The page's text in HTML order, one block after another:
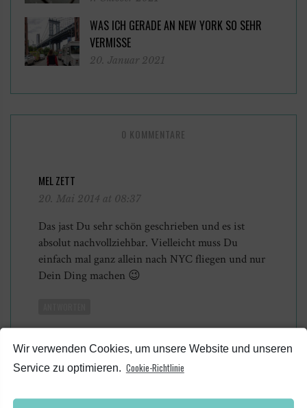
Wir verwenden Cookies, um unsere Website und unseren
Service zu optimieren. Cookie-Richtlinie
WAS ICH GERADE AN NEW YORK SO SEHR
VERMISSE
20. Januar 2021
0 KOMMENTARE
MEL ZETT
20. Mai 2014 at 08:37
Das jast Du sehr schön geschrieben und es ist
absolut nachvollziehbar. Vielleicht muss Du
einfach mal ganz allein nach NYC fliegen und nur
Dein Ding machen 😉